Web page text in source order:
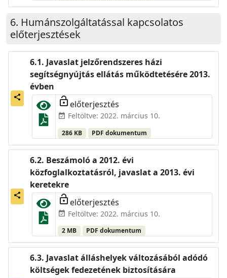
Humánszolgáltatással kapcsolatos
előterjesztések
share
Javaslat jelzőrendszeres házi
segítségnyújtás ellátás működtetésére 2013.
évben
lock_open előterjesztés
event_available Feltöltve: 2022. március 10.
286 KB PDF dokumentum
share
Beszámoló a 2012. évi
közfoglalkoztatásról, javaslat a 2013. évi
keretekre
lock_open előterjesztés
event_available Feltöltve: 2022. március 10.
2 MB PDF dokumentum
Javaslat álláshelyek változásából adódó
költségek fedezetének biztosítására